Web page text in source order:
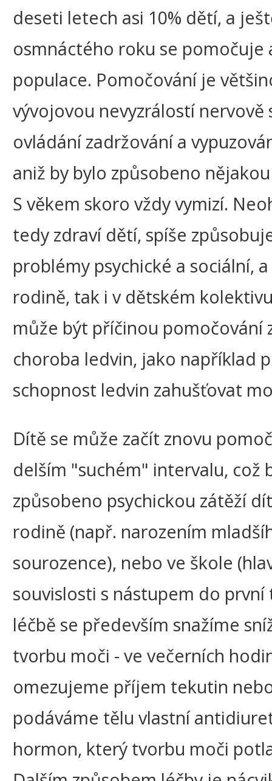
deseti letech asi 10% dětí, a
osmnáctého roku se pomočuje
populace. Pomočování je
vývojovou nevyzrálostí nervově
ovládání zadržování a
aniž by bylo způsobeno
S věkem skoro vždy vymizí.
tedy zdraví dětí, spíše
problémy psychické a sociální,
rodině, tak i v dětském
může být příčinou pomočování
choroba ledvin, jako například
schopnost ledvin zahušťovat
Dítě se může začít znovu
delším "suchém" intervalu, což
způsobeno psychickou zátěží
rodině (např. narozením
sourozence), nebo ve škole
souvislosti s nástupem do první
léčbě se především snažíme
tvorbu moči - ve večerních
omezujeme příjem tekutin
podáváme tělu vlastní
hormon, který tvorbu moči